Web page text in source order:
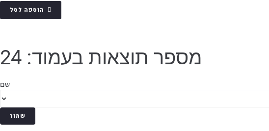
הוספה לסל
מספר תוצאות בעמוד: 24
שם
שמור